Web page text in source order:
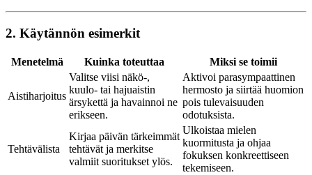
2. Käytännön esimerkit
Menetelmä Kuinka toteuttaa Miksi se toimii
Aistiharjoitus
Valitse viisi näkö-,
kuulo- tai hajuaistin
ärsykettä ja havainnoi ne
erikseen.
Aktivoi parasympaattinen
hermosto ja siirtää huomion
pois tulevaisuuden
odotuksista.
Tehtävälista
Kirjaa päivän tärkeimmät
tehtävät ja merkitse
valmiit suoritukset ylös.
Ulkoistaa mielen
kuormitusta ja ohjaa
fokuksen konkreettiseen
tekemiseen.